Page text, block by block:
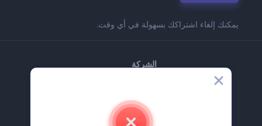
يمكنك إلغاء اشتراكك بسهولة في أي وقت.
الشركة
اتصل بنا
وظائف